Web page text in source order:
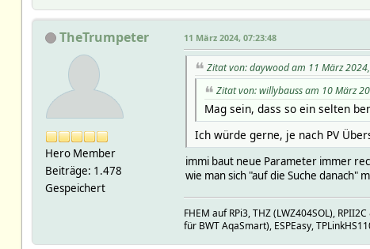
TheTrumpeter
Hero Member
Beiträge: 1.478
Gespeichert
11 März 2024, 07:23:48
Zitat von: daywood am 11 März
Zitat von: willybauss am 10 März
Mag sein, dass so ein selten
Ich würde gerne, je nach PV
immi baut neue Parameter immer
wie man sich "auf die Suche danach"
FHEM auf RPi3, THZ (LWZ404SOL),
für BWT AqaSmart), ESPEasy,